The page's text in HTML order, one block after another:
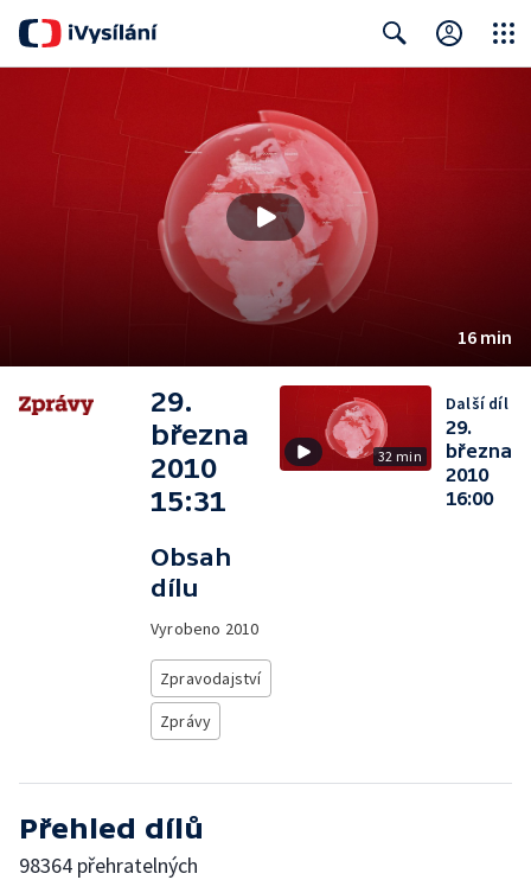
16 min
29.
března
2010
15:31
Obsah
dílu
Vyrobeno 2010
Zpravodajství
Zprávy
32 min
Další díl
29.
března
2010
16:00
Přehled dílů
98364 přehratelných